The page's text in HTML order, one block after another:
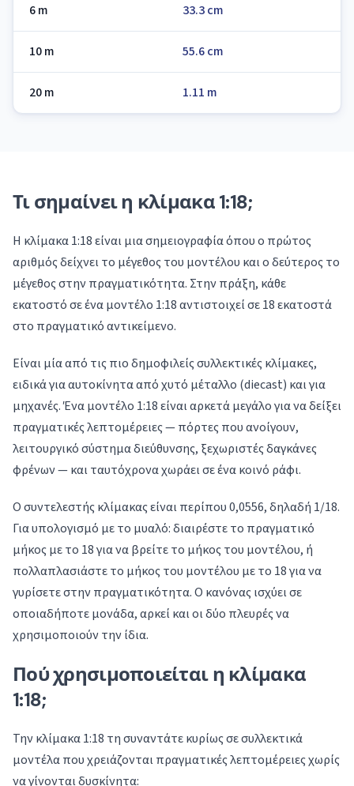
6 m 33.3 cm
10 m 55.6 cm
20 m 1.11 m
Τι σημαίνει η κλίμακα 1:18;
Η κλίμακα 1:18 είναι μια σημειογραφία όπου ο πρώτος
αριθμός δείχνει το μέγεθος του μοντέλου και ο δεύτερος το
μέγεθος στην πραγματικότητα. Στην πράξη, κάθε
εκατοστό σε ένα μοντέλο 1:18 αντιστοιχεί σε 18 εκατοστά
στο πραγματικό αντικείμενο.
Είναι μία από τις πιο δημοφιλείς συλλεκτικές κλίμακες,
ειδικά για αυτοκίνητα από χυτό μέταλλο (diecast) και για
μηχανές. Ένα μοντέλο 1:18 είναι αρκετά μεγάλο για να δείξει
πραγματικές λεπτομέρειες — πόρτες που ανοίγουν,
λειτουργικό σύστημα διεύθυνσης, ξεχωριστές δαγκάνες
φρένων — και ταυτόχρονα χωράει σε ένα κοινό ράφι.
Ο συντελεστής κλίμακας είναι περίπου 0,0556, δηλαδή 1/18.
Για υπολογισμό με το μυαλό: διαιρέστε το πραγματικό
μήκος με το 18 για να βρείτε το μήκος του μοντέλου, ή
πολλαπλασιάστε το μήκος του μοντέλου με το 18 για να
γυρίσετε στην πραγματικότητα. Ο κανόνας ισχύει σε
οποιαδήποτε μονάδα, αρκεί και οι δύο πλευρές να
χρησιμοποιούν την ίδια.
Πού χρησιμοποιείται η κλίμακα
1:18;
Την κλίμακα 1:18 τη συναντάτε κυρίως σε συλλεκτικά
μοντέλα που χρειάζονται πραγματικές λεπτομέρειες χωρίς
να γίνονται δυσκίνητα: